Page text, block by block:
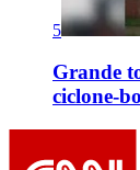
5
Grande
ciclone-